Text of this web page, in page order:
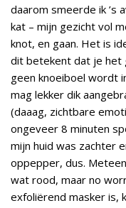
daarom smeerde ik ’s
kat – mijn gezicht vol
knot, en gaan. Het is
dit betekent dat je het
geen knoeiboel wordt
mag lekker dik
(daaag, zichtbare
ongeveer 8 minuten
mijn huid was zachter
oppepper, dus.
wat rood, maar no
exfoliërend masker is,